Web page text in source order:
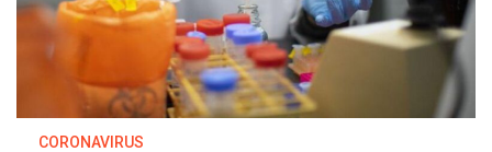
CORONAVIRUS